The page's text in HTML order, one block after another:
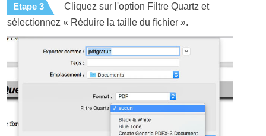
Etape 3
Cliquez sur l'option Filtre Quartz et
sélectionnez « Réduire la taille du fichier ».